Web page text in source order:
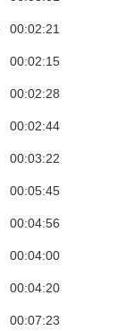
00:02:21
00:02:15
00:02:28
00:02:44
00:03:22
00:05:45
00:04:56
00:04:00
00:04:20
00:07:23